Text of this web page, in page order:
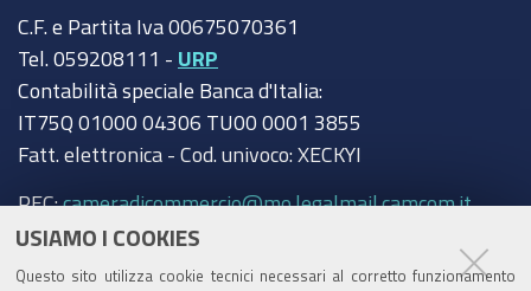
USIAMO I COOKIES
Questo sito utilizza cookie tecnici necessari al corretto funzionamento
C.F. e Partita Iva 00675070361
Tel. 059208111 - URP
Contabilità speciale Banca d'Italia:
IT75Q 01000 04306 TU00 0001 3855
Fatt. elettronica - Cod. univoco: XECKYI
PEC:cameradicommercio@mo.legalmail.camcom.it
Trasparenza